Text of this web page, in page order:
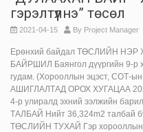
гэрэлтүүлнэ” төсөл
2021-04-15 By Project Manager
Ерөнхий байдал ТӨСЛИЙН НЭР
БАЙРШИЛ Баянгол дүүргийн 9-р
гудам. (Хорооллын эцэст, СОТ-
АШИГЛАЛТАД ОРОХ ХУГАЦАА
4-р улиралд эхний ээлжийн
ТАЛБАЙ Нийт 36,324m2 талбай
ТӨСЛИЙН ТУХАЙ Гэр хорооллын